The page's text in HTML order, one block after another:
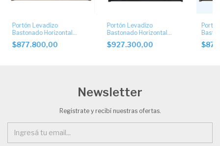
Portón Levadizo
Bastonado Horizontal
Ciego
$877.800,00
Portón Levadizo
Bastonado Horizontal
Ciego con Apliques de
Acero Inoxidable
$927.300,00
Newsletter
Registrate y recibí nuestras ofertas.